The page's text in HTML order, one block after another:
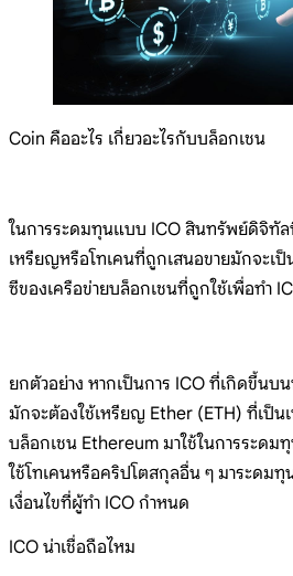
Coin คืออะไร เกี่ยวอะไรกับบล็อกเชน
ในการระดมทุนแบบ ICO สินทรัพย์ดิจิทั
เหรียญหรือโทเคนที่ถูกเสนอขายมักจะเ
ซีของเครือข่ายบล็อกเชนที่ถูกใช้เพื่อทำ
ยกตัวอย่าง หากเป็นการ ICO ที่เกิดขึ้นบ
มักจะต้องใช้เหรียญ Ether (ETH) ที่เป็
บล็อกเชน Ethereum มาใช้ในการระดม
ใช้โทเคนหรือคริปโตสกุลอื่น ๆ มาระดม
เงื่อนไขที่ผู้ทำ ICO กำหนด
ICO น่าเชื่อถือไหม